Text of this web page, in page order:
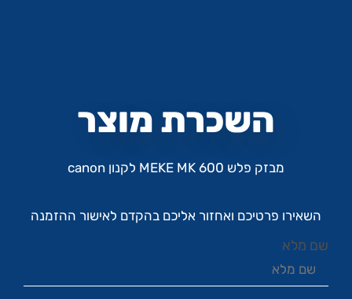
השכרת מוצר
מבזק פלש MEKE MK 600 לקנון canon
השאירו פרטיכם ואחזור אליכם בהקדם לאישור ההזמנה
שם מלא